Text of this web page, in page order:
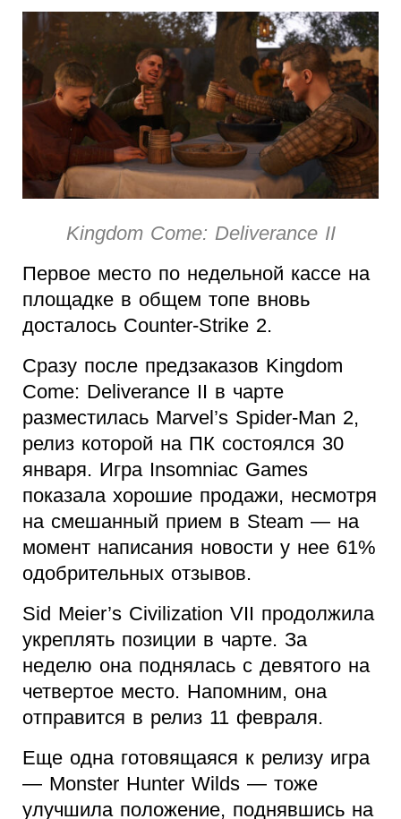
Kingdom Come: Deliverance II
Первое место по недельной кассе на
площадке в общем топе вновь
досталось Counter-Strike 2.
Сразу после предзаказов Kingdom
Come: Deliverance II в чарте
разместилась Marvel’s Spider-Man 2,
релиз которой на ПК состоялся 30
января. Игра Insomniac Games
показала хорошие продажи, несмотря
на смешанный прием в Steam — на
момент написания новости у нее 61%
одобрительных отзывов.
Sid Meier’s Civilization VII продолжила
укреплять позиции в чарте. За
неделю она поднялась с девятого на
четвертое место. Напомним, она
отправится в релиз 11 февраля.
Еще одна готовящаяся к релизу игра
— Monster Hunter Wilds — тоже
улучшила положение, поднявшись на